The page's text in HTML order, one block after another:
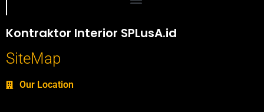
Kontraktor Interior SPLusA.id
SiteMap
Our Location